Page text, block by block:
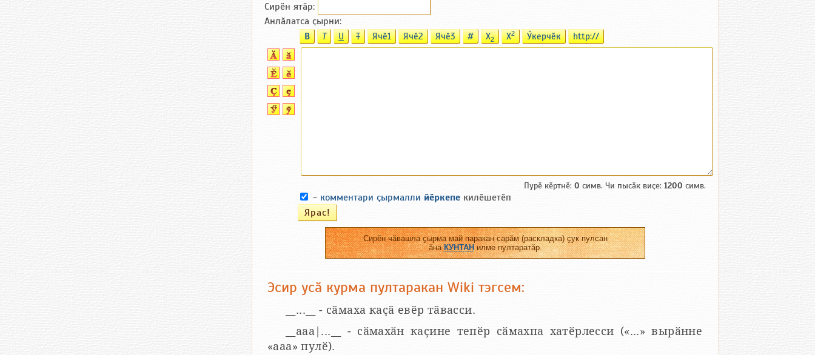
Сирӗн ятӑp:
Анлӑлатса ҫырни:
B T U T Ячӗ1 Ячӗ2 Ячӗ3 # X2 X2 Ӳкерчӗк http://
Пурӗ кӗртнӗ: 0 симв. Чи пысӑк виҫе: 1200 симв.
- комментари ҫырмалли йӗркепе килӗшетӗп
Сирӗн чӑвашла ҫырма май паракан сарӑм (раскладка) ҫук пулсан
ӑнаКУНТАНилме пултаратӑр.
Эсир усӑ курма пултаракан Wiki тэгсем:
__...__ - сӑмаха каҫӑ евӗр тӑвасси.
__aaa|...__ - сӑмахӑн каҫине тепӗр сӑмахпа хатӗрлесси («...» вырӑнне
«ааа» пулӗ).